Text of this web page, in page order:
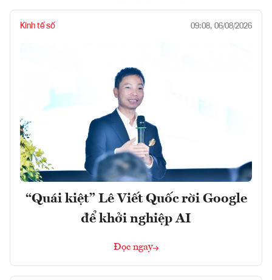
Kinh tế số 09:08, 06/08/2026
“Quái kiệt” Lê Viết Quốc rời Google
để khởi nghiệp AI
Đọc ngay